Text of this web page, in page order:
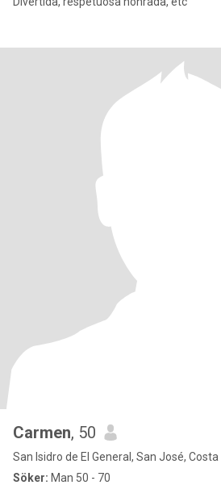
Carmen, 50
San Isidro de El General, San José, Costa
Söker: Man 50 - 70